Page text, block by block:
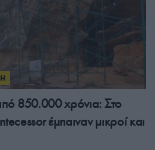
850.000 χρόνια: Στο
έμπαιναν μικροί και